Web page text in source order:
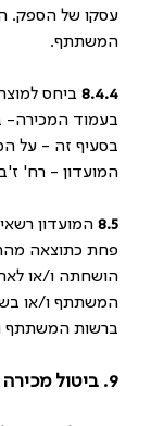
עסקו של הספק.
המשתתף.
8.4.4 ביחס
בעמוד המכירה-
בסעיף זה - על
המועדון - רח'
8.5 המועדון
פחת כתוצאה
הושחתה ו/או
המשתתף ו/או
ברשות המשתתף
9. ביטול מכירה והפסקת פעילות האתר